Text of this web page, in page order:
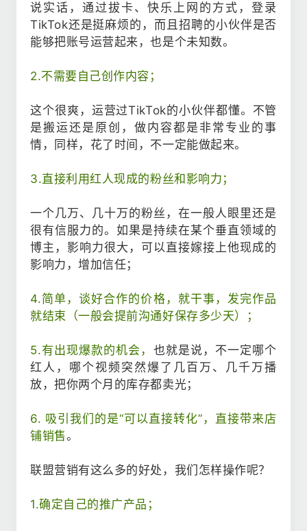
说实话，通过拔卡、快乐上网的方式，登录
TikTok还是挺麻烦的，而且招聘的小伙伴是否
能够把账号运营起来，也是个未知数。
2.不需要自己创作内容；
这个很爽，运营过TikTok的小伙伴都懂。不管
是搬运还是原创，做内容都是非常专业的事
情，同样，花了时间，不一定能做起来。
3.直接利用红人现成的粉丝和影响力；
一个几万、几十万的粉丝，在一般人眼里还是
很有信服力的。如果是持续在某个垂直领域的
博主，影响力很大，可以直接嫁接上他现成的
影响力，增加信任；
4.简单，谈好合作的价格，就干事，发完作品
就结束（一般会提前沟通好保存多少天）；
5.有出现爆款的机会， 也就是说，不一定哪个
红人，哪个视频突然爆了几百万、几千万播
放，把你两个月的库存都卖光；
6. 吸引我们的是“可以直接转化”，直接带来店
铺销售。
联盟营销有这么多的好处，我们怎样操作呢？
1.确定自己的推广产品；